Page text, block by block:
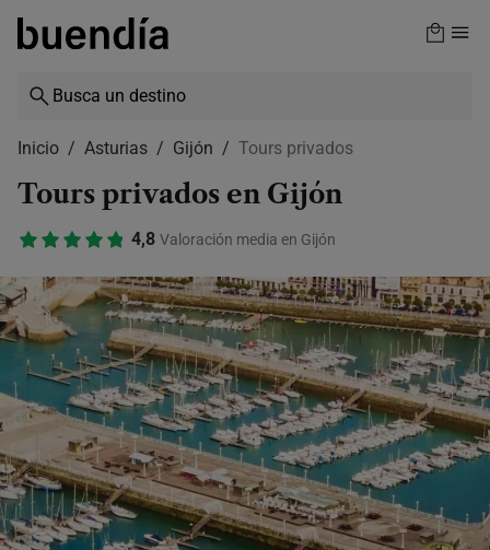
Skip
content
Inicio Asturias Gijón Tours privados
Tours privados en Gijón
4,8 Valoración media en Gijón